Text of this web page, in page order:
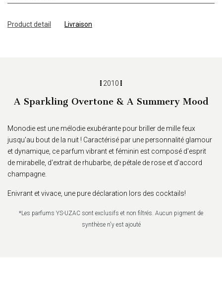
Product detail Livraison
2010
A Sparkling Overtone & A Summery Mood
Monodie est une mélodie exubérante pour briller de mille feux
jusqu'au bout de la nuit ! Caractérisé par une personnalité glamour
et dynamique, ce parfum vibrant et féminin est composé d'esprit
de mirabelle, d'extrait de rhubarbe, de pétale de rose et d'accord
champagne.
Enivrant et vivace, une pure déclaration lors des cocktails!
*Les parfums YS-UZAC sont exclusifs et non filtrés. Aucun pigment de
synthèse n'y est ajouté